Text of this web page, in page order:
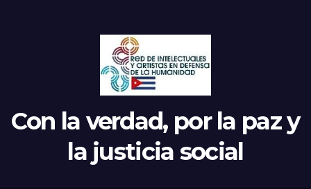
Con la verdad, por la paz y
la justicia social